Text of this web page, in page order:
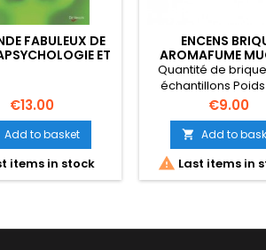
FABULEUX DE
ET
Price
€13.00
Add to basket
items in stock
ENCENS
AROMAFUME
Quantité de brique
échantillons
Price
€9.00
 Add to
 Last items in